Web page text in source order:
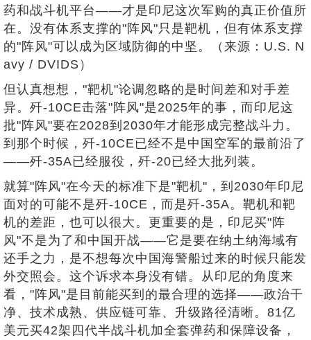
药和战斗机平台——才是印尼这次军购的真正价值所
在。没有体系支撑的"阵风"只是靶机，但有体系支撑
的"阵风"可以成为区域防御的中坚。（来源：U.S. N
avy / DVIDS）
但认真想想，"靶机"论调忽略的是时间差和对手差
异。歼-10CE击落"阵风"是2025年的事，而印尼这
批"阵风"要在2028到2030年才能形成完整战斗力。
到那个时候，歼-10CE已经不是中国空军的最前沿了
——歼-35A已经服役，歼-20已经大批列装。
就算"阵风"在今天的标准下是"靶机"，到2030年印尼
面对的可能不是歼-10CE，而是歼-35A。靶机和靶
机的差距，也可以很大。更重要的是，印尼买"阵
风"不是为了和中国开战——它是要在纳土纳海域有
还手之力，是不想每次中国海警船过来的时候只能发
外交照会。这个诉求本身没有错。从印尼的角度来
看，"阵风"是目前能买到的最合理的选择——政治干
净、技术成熟、供应链可靠、升级路径清晰。81亿
美元买42架四代半战斗机加全套弹药和保障设备，